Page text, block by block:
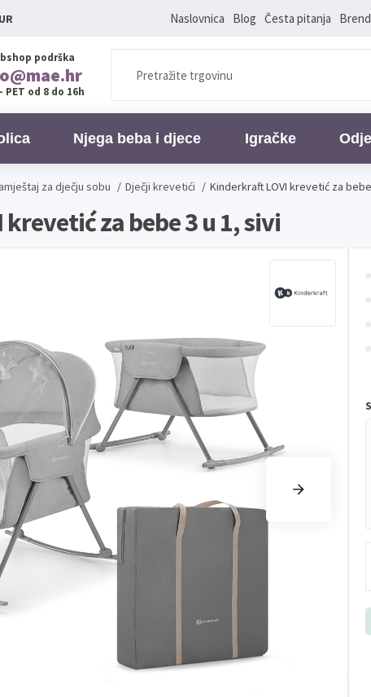
Naslovnica Blog Česta pitanja
podrška
PET od 8 do 16h
Njega beba i djece Igračke
za dječju sobu / Dječji krevetići / Kinderkraft LOVI krevetić za
za bebe 3 u 1, sivi